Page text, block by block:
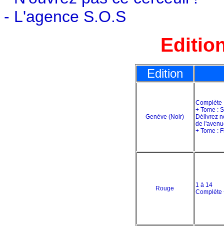
- L'agence S.O.S
Edition
Genève (Noir)
Complète
+ Tome :
Délivrez
de
+ Tome :
Rouge
1 à 14
Complète